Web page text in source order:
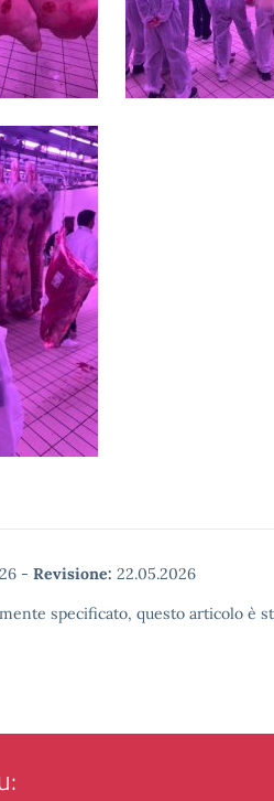
- Revisione: 22.05.2026
specificato, questo articolo è